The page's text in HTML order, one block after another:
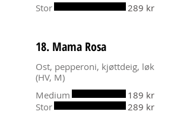
Stor
289 kr
18. Mama Rosa
Ost, pepperoni, kjøttdeig, løk
(HV, M)
Medium
189 kr
Stor
289 kr